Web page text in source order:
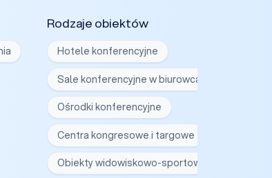
Rodzaje obiektów
Hotele konferencyjne
Sale konferencyjne w biurowcach
Ośrodki konferencyjne
Centra kongresowe i targowe
Obiekty widowiskowo-sportowe